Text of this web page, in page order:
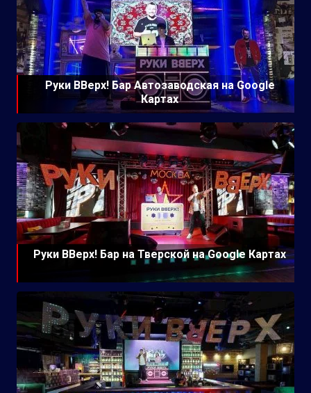
Руки ВВерх! Бар Автозаводская на Google
Картах
Руки ВВерх! Бар на Тверской на Google Картах